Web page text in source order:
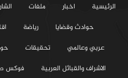
الرئيسية اخبار ملفات
حوادث وقضايا
رياضة
عربي وعالمي
تحقيقات
الاشراف والقبائل العربية
فوكس